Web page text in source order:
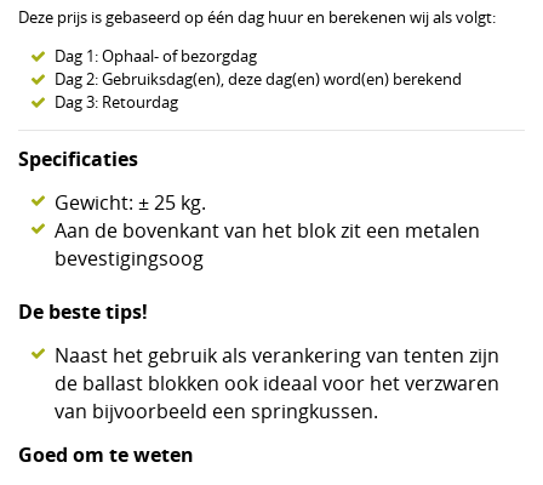
Deze prijs is gebaseerd op één dag huur en berekenen wij als volgt:
Dag 1: Ophaal- of bezorgdag
Dag 2: Gebruiksdag(en), deze dag(en) word(en) berekend
Dag 3: Retourdag
Specificaties
Gewicht: ± 25 kg.
Aan de bovenkant van het blok zit een metalen
bevestigingsoog
De beste tips!
Naast het gebruik als verankering van tenten zijn
de ballast blokken ook ideaal voor het verzwaren
van bijvoorbeeld een springkussen.
Goed om te weten